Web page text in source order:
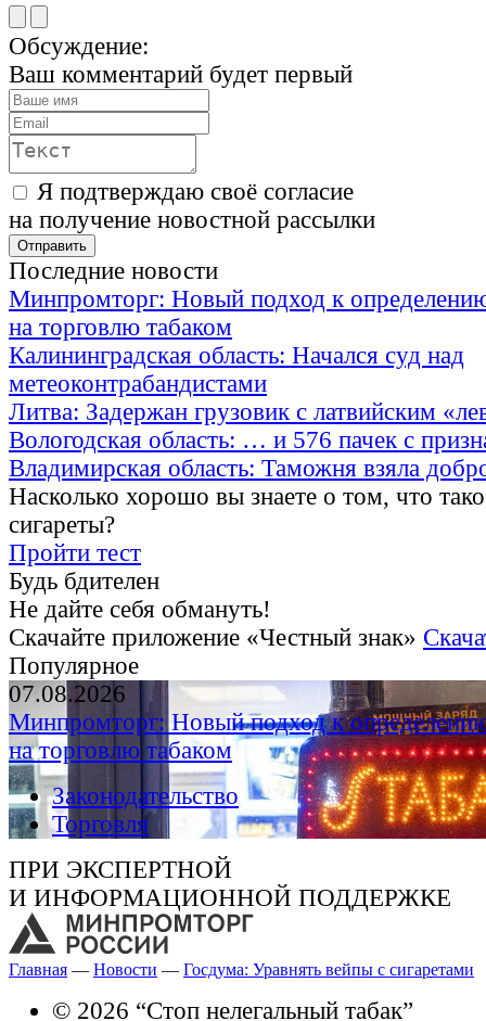
Обсуждение:
Ваш комментарий будет первый
Я подтверждаю своё согласие
на получение новостной рассылки
Последние новости
Минпромторг: Новый подход к
на торговлю табаком
Калининградская область: Начался суд над
метеоконтрабандистами
Литва: Задержан грузовик с латвийским
Вологодская область: … и 576 пачек с
Владимирская область: Таможня взяла
Насколько хорошо вы знаете о том, что
сигареты?
Пройти тест
Будь бдителен
Не дайте себя обмануть!
Скачайте приложение «Честный знак»
Популярное
07.08.2026
Минпромторг: Новый подход к
на торговлю табаком
Законодательство
Торговля
ПРИ ЭКСПЕРТНОЙ
И ИНФОРМАЦИОННОЙ ПОДДЕРЖКЕ
Главная — Новости — Госдума: Уравнять вейпы с сигаретами
© 2026 “Стоп нелегальный табак”